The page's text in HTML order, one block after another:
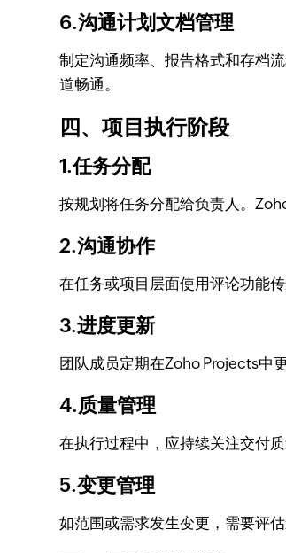
6.沟通计划文档管理
制定沟通频率、报告格式和存档
道畅通。
四、项目执行阶段
1.任务分配
按规划将任务分配给负责人。
2.沟通协作
在任务或项目层面使用评论功能
3.进度更新
团队成员定期在Zoho Projects中
4.质量管理
在执行过程中，应持续关注交付
5.变更管理
如范围或需求发生变更，需要评